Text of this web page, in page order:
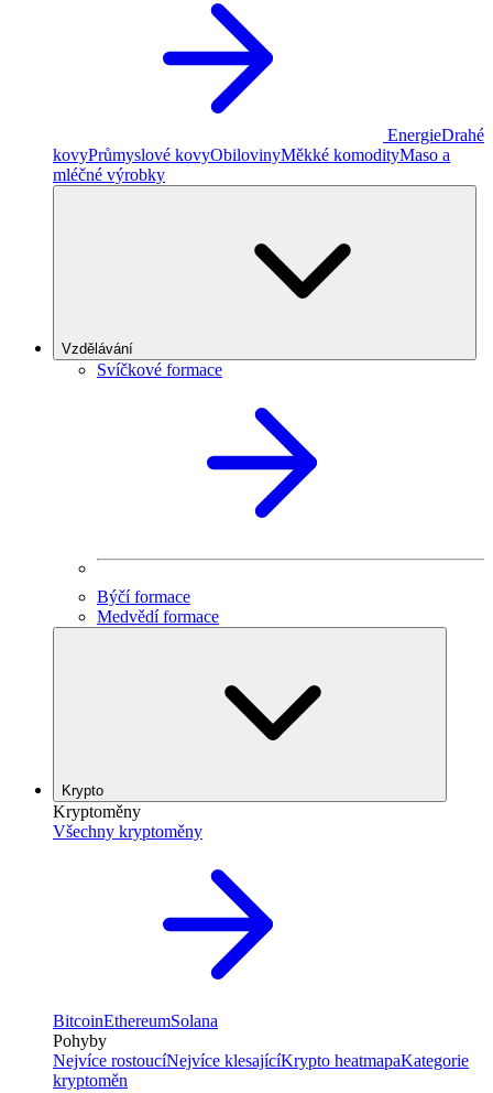
EnergieDrahé
kovyPrůmyslové kovyObilovinyMěkké komodityMaso a
mléčné výrobky
Vzdělávání
Svíčkové formace
Býčí formace
Medvědí formace
Krypto
Kryptoměny
Všechny kryptoměny
BitcoinEthereumSolana
Pohyby
Nejvíce rostoucíNejvíce klesajícíKrypto heatmapaKategorie
kryptoměn